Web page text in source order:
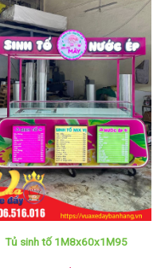
Tủ sinh tố 1M8x60x1M95